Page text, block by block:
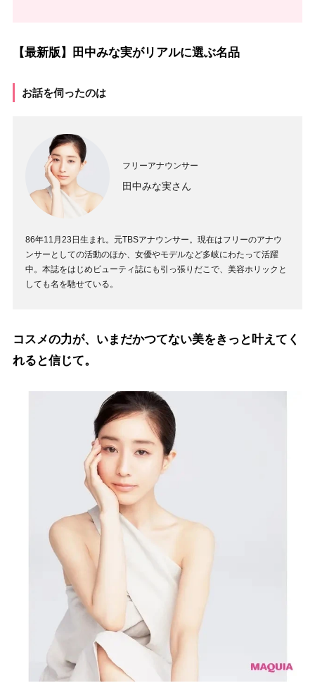
【最新版】田中みな実がリアルに選ぶ名品
お話を伺ったのは
フリーアナウンサー
田中みな実さん
86年11月23日生まれ。元TBSアナウンサー。現在はフリーのアナウ
ンサーとしての活動のほか、女優やモデルなど多岐にわたって活躍
中。本誌をはじめビューティ誌にも引っ張りだこで、美容ホリックと
しても名を馳せている。
コスメの力が、いまだかつてない美をきっと叶えてく
れると信じて。